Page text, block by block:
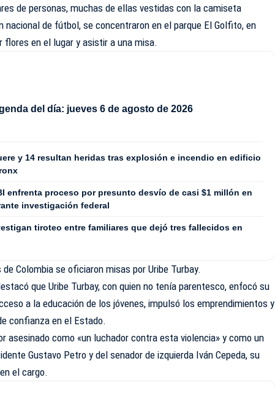
de personas, muchas de ellas vestidas con la camiseta
nacional de fútbol, se concentraron en el parque El Golfito, en
flores en el lugar y asistir a una misa.
del día: jueves 6 de agosto de 2026
y 14 resultan heridas tras explosión e incendio en edificio
enfrenta proceso por presunto desvío de casi $1 millón en
investigación federal
tiroteo entre familiares que dejó tres fallecidos en
Colombia se oficiaron misas por Uribe Turbay.
que Uribe Turbay, con quien no tenía parentesco, enfocó su
a la educación de los jóvenes, impulsó los emprendimientos y
confianza en el Estado.
asesinado como «un luchador contra esta violencia» y como un
Gustavo Petro y del senador de izquierda Iván Cepeda, su
el cargo.